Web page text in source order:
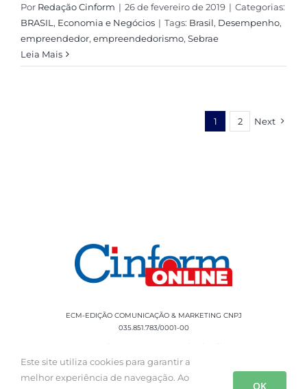
Por Redação Cinform | 26 de fevereiro de 2019 | Categorias:
BRASIL , Economia e Negócios | Tags: Brasil, Desempenho,
empreendedor, empreendedorismo, Sebrae
Leia Mais
1 2 Next
ECM-EDIÇÃO COMUNICAÇÃO & MARKETING CNPJ
035.851.783/0001-00
Rua Sílvio Cesar Leite, 90 Salgado Filho -
Aracaju, SE, CEP: 49020-060 Fone: +55 79
Este site utiliza cookies para garantir a
melhor experiência de navegação. Ao
OK